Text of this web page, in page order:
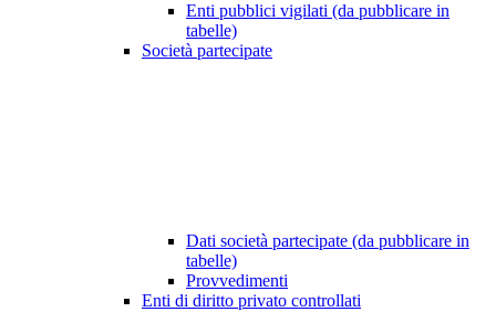
Enti pubblici vigilati (da pubblicare in
tabelle)
Società partecipate
Dati società partecipate (da pubblicare in
tabelle)
Provvedimenti
Enti di diritto privato controllati